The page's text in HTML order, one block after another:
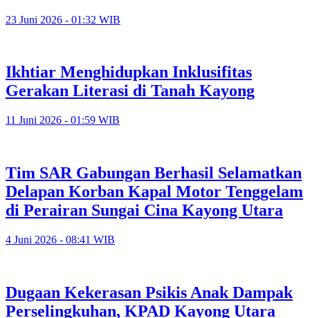
23 Juni 2026 - 01:32 WIB
Ikhtiar Menghidupkan Inklusifitas
Gerakan Literasi di Tanah Kayong
11 Juni 2026 - 01:59 WIB
Tim SAR Gabungan Berhasil Selamatkan
Delapan Korban Kapal Motor Tenggelam
di Perairan Sungai Cina Kayong Utara
4 Juni 2026 - 08:41 WIB
Dugaan Kekerasan Psikis Anak Dampak
Perselingkuhan, KPAD Kayong Utara